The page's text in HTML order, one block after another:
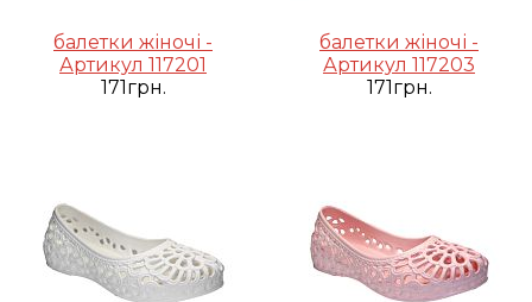
балетки жіночі -
Артикул 117201
171грн.
балетки жіночі -
Артикул 117203
171грн.